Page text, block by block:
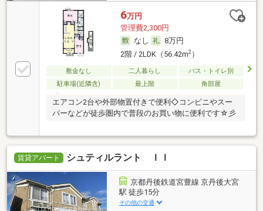
6万円
管理費2,300円
なし
8万円
2階 / 2LDK（56.42m2）
敷金なし 二人暮らし
バス・トイレ別
駐車場(近隣含)
最上階 角部屋
エアコン2台や外部物置付きで便利◇コンビニやスー
パーなどが徒歩圏内で普段のお買い物に便利です☆彡
賃貸アパート シュティルラント ＩＩ
京都丹後鉄道宮豊線 京丹後大宮
駅 徒歩15分
その他の交通